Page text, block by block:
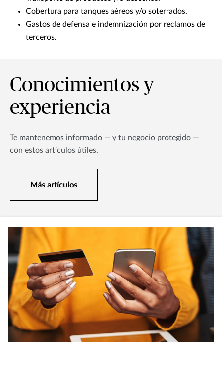
Cobertura para tanques aéreos y/o soterrados.
Gastos de defensa e indemnización por reclamos de
terceros.
Conocimientos y
experiencia
Te mantenemos informado — y tu negocio protegido —
con estos artículos útiles.
Más artículos